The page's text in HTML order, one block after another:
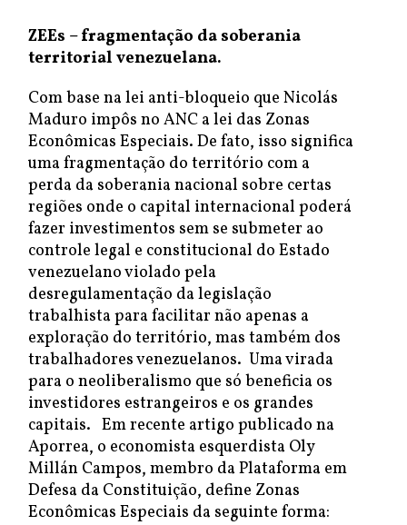
ZEEs – fragmentação da soberania
territorial venezuelana.
Com base na lei anti-bloqueio que Nicolás
Maduro impôs no ANC a lei das Zonas
Econômicas Especiais. De fato, isso significa
uma fragmentação do território com a
perda da soberania nacional sobre certas
regiões onde o capital internacional poderá
fazer investimentos sem se submeter ao
controle legal e constitucional do Estado
venezuelano violado pela
desregulamentação da legislação
trabalhista para facilitar não apenas a
exploração do território, mas também dos
trabalhadores venezuelanos. Uma virada
para o neoliberalismo que só beneficia os
investidores estrangeiros e os grandes
capitais. Em recente artigo publicado na
Aporrea, o economista esquerdista Oly
Millán Campos, membro da Plataforma em
Defesa da Constituição, define Zonas
Econômicas Especiais da seguinte forma: